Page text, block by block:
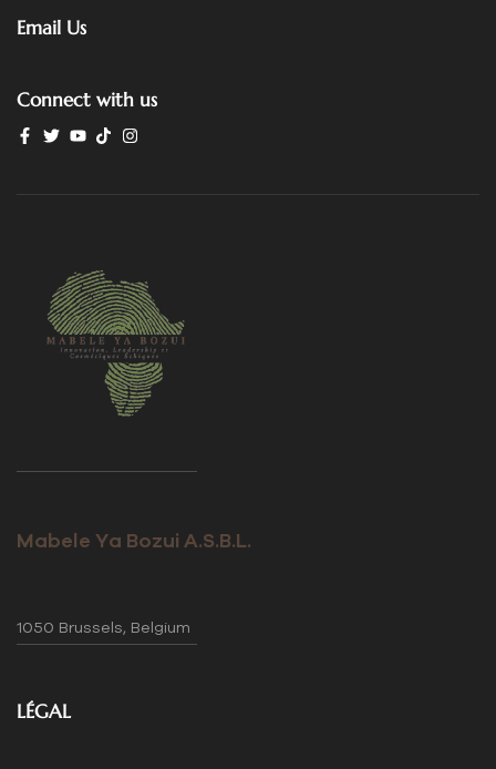
Email Us
Connect with us
Mabele Ya Bozui A.S.B.L.
1050 Brussels, Belgium
LÉGAL